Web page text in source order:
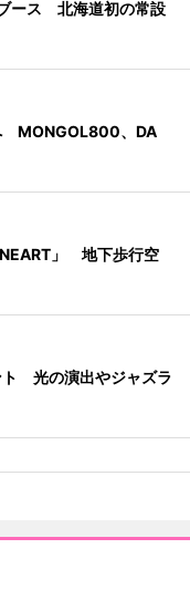
ース 北海道初の常設
MONGOL800、DA
」 地下歩行空
ト 光の演出やジャズラ